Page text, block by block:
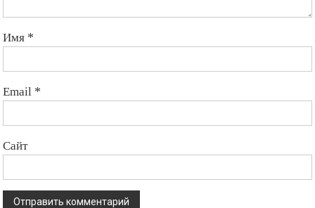
Имя *
Email *
Сайт